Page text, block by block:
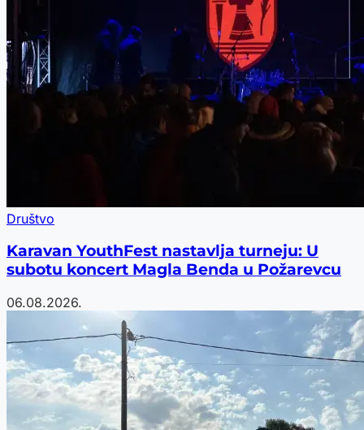
Društvo
Karavan YouthFest nastavlja turneju: U
subotu koncert Magla Benda u Požarevcu
06.08.2026.